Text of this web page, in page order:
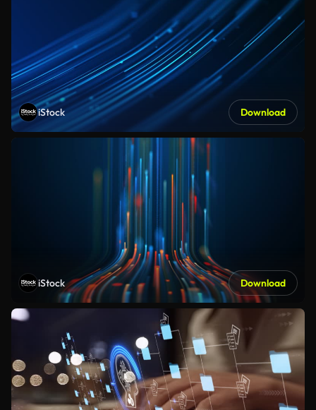
iStock Download
iStock Download